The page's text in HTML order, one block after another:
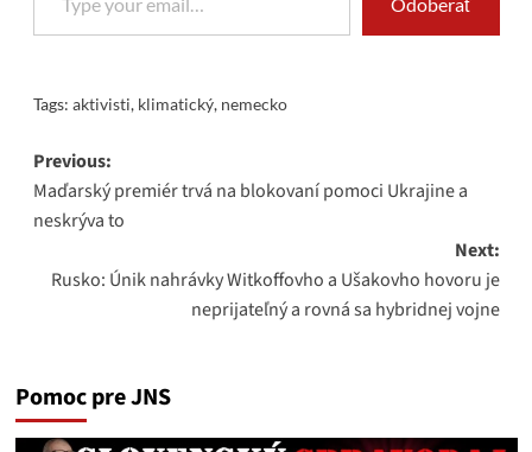
Tags: aktivisti, klimatický, nemecko
Post
navigation
Previous:
Maďarský premiér trvá na blokovaní pomoci Ukrajine a
neskrýva to
Next:
Rusko: Únik nahrávky Witkoffovho a Ušakovho hovoru je
neprijateľný a rovná sa hybridnej vojne
Pomoc pre JNS